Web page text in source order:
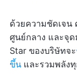
ด้วยความชัดเจน
ศูนย์กลาง และจุ
Star ของบริษัทจะ
ขึ้น และรวมพลัง